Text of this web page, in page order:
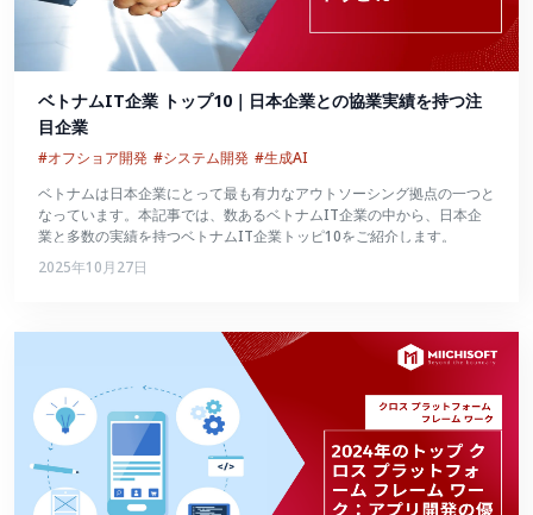
ベトナムIT企業 トップ10｜日本企業との協業実績を持つ注
目企業
#オフショア開発 #システム開発 #生成AI
ベトナムは日本企業にとって最も有力なアウトソーシング拠点の一つと
なっています。本記事では、数あるベトナムIT企業の中から、日本企
業と多数の実績を持つベトナムIT企業トッピ10をご紹介します。
2025年10月27日